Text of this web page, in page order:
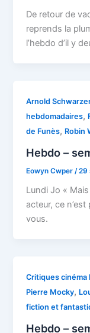
De retour de
reprends la
l’hebdo d’il y
Arnold
hebdomadaires,
de Funès, Robin
Hebdo –
Eowyn Cwper /29
Lundi Jo «
acteur, ce
vous.
Critiques cinéma
Pierre Mocky,
fiction et
Hebdo –